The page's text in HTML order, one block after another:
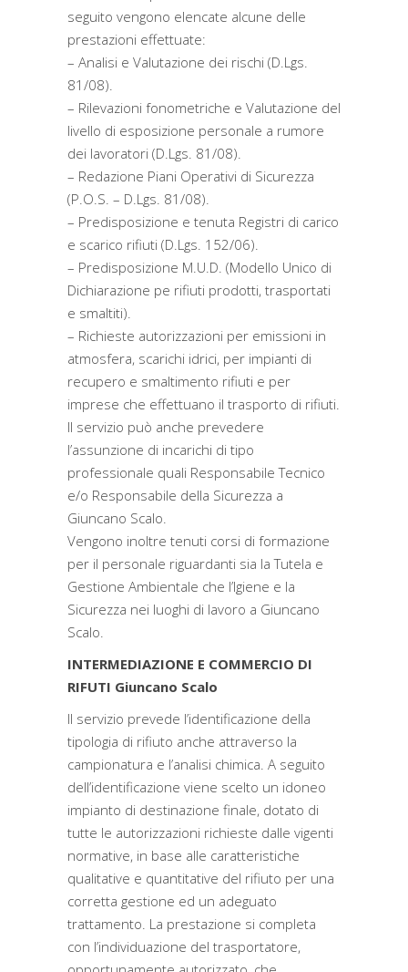
seguito vengono elencate alcune delle
prestazioni effettuate:
– Analisi e Valutazione dei rischi (D.Lgs.
81/08).
– Rilevazioni fonometriche e Valutazione del
livello di esposizione personale a rumore
dei lavoratori (D.Lgs. 81/08).
– Redazione Piani Operativi di Sicurezza
(P.O.S. – D.Lgs. 81/08).
– Predisposizione e tenuta Registri di carico
e scarico rifiuti (D.Lgs. 152/06).
– Predisposizione M.U.D. (Modello Unico di
Dichiarazione pe rifiuti prodotti, trasportati
e smaltiti).
– Richieste autorizzazioni per emissioni in
atmosfera, scarichi idrici, per impianti di
recupero e smaltimento rifiuti e per
imprese che effettuano il trasporto di rifiuti.
Il servizio può anche prevedere
l’assunzione di incarichi di tipo
professionale quali Responsabile Tecnico
e/o Responsabile della Sicurezza a
Giuncano Scalo.
Vengono inoltre tenuti corsi di formazione
per il personale riguardanti sia la Tutela e
Gestione Ambientale che l’Igiene e la
Sicurezza nei luoghi di lavoro a Giuncano
Scalo.
INTERMEDIAZIONE E COMMERCIO DI
RIFUTI Giuncano Scalo
Il servizio prevede l’identificazione della
tipologia di rifiuto anche attraverso la
campionatura e l’analisi chimica. A seguito
dell’identificazione viene scelto un idoneo
impianto di destinazione finale, dotato di
tutte le autorizzazioni richieste dalle vigenti
normative, in base alle caratteristiche
qualitative e quantitative del rifiuto per una
corretta gestione ed un adeguato
trattamento. La prestazione si completa
con l’individuazione del trasportatore,